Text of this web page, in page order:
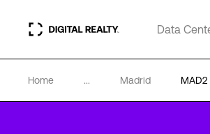
Data
Home ... Madrid MAD2